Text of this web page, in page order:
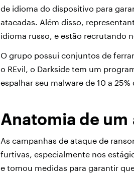
de idioma do dispositivo para
atacadas. Além disso,
idioma russo, e estão recrutando
O grupo possui conjuntos de
o REvil, o Darkside tem um
espalhar seu malware de 10 a
Anatomia de um
As campanhas de ataque de
furtivas, especialmente nos
e tomou medidas para garantir